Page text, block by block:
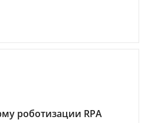
роботизации RPA